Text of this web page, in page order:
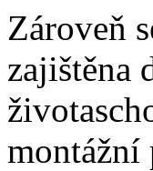
Zároveň
zajištěna
montážní